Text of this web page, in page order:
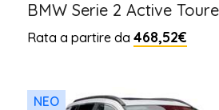
BMW Serie 2 Active
Rata a partire da468,52€
NEO